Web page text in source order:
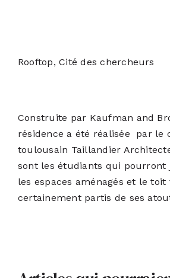
Rooftop, Cité des chercheurs
Construite par Kaufman and
résidence a été réalisée par le
toulousain Taillandier
sont les étudiants qui pourront
les espaces aménagés et le
certainement partis de ses